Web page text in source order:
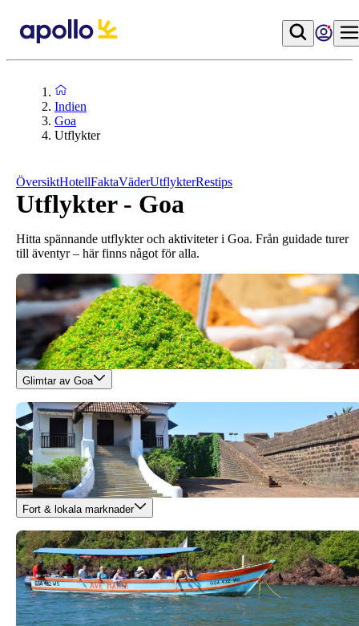
Indien
Goa
Utflykter
ÖversiktHotellFaktaVäderUtflykterRestips
Utflykter - Goa
Hitta spännande utflykter och aktiviteter i Goa. Från guidade turer
till äventyr – här finns något för alla.
Glimtar av Goa
Fort & lokala marknader